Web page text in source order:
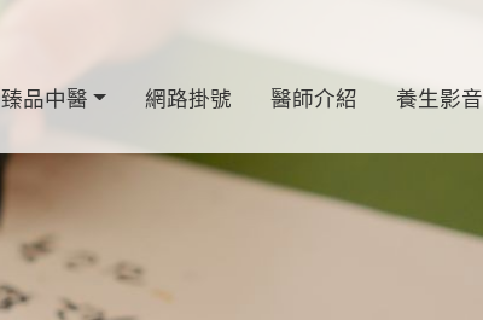
品中醫 網路掛號 醫師介紹 養生影音